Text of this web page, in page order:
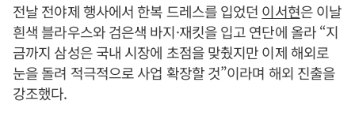
전날 전야제 행사에서 한복 드레스를 입었던 이서현은 이날
흰색 블라우스와 검은색 바지·재킷을 입고 연단에 올라 “지
금까지 삼성은 국내 시장에 초점을 맞췄지만 이제 해외로
눈을 돌려 적극적으로 사업 확장할 것”이라며 해외 진출을
강조했다.